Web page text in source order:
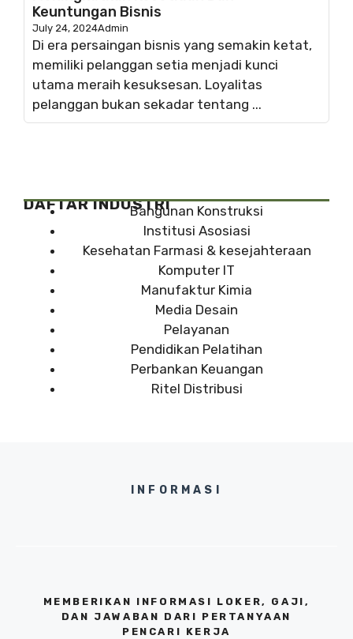
Keuntungan Bisnis
July 24, 2024Admin
Di era persaingan bisnis yang semakin ketat,
memiliki pelanggan setia menjadi kunci
utama meraih kesuksesan. Loyalitas
pelanggan bukan sekadar tentang ...
DAFTAR INDUSTRIBangunan Konstruksi
Institusi Asosiasi
Kesehatan Farmasi & kesejahteraan
Komputer IT
Manufaktur Kimia
Media Desain
Pelayanan
Pendidikan Pelatihan
Perbankan Keuangan
Ritel Distribusi
INFORMASI
MEMBERIKAN INFORMASI LOKER, GAJI,
DAN JAWABAN DARI PERTANYAAN
PENCARI KERJA